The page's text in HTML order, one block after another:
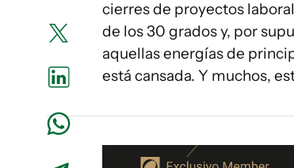
cierres de proyectos
de los 30 grados y, por
aquellas energías de
está cansada. Y muchos,